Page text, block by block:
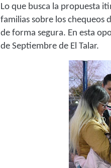
Lo que busca la propuesta
familias sobre los chequeos
de forma segura. En esta
de Septiembre de El Talar.